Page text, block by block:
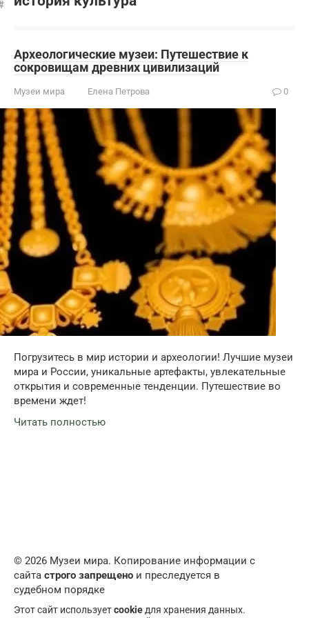
Археологические музеи: Путешествие к
сокровищам древних цивилизаций
Музеи мира Елена Петрова 0
Погрузитесь в мир истории и археологии! Лучшие музеи
мира и России, уникальные артефакты, увлекательные
открытия и современные тенденции. Путешествие во
времени ждет!
Читать полностью
© 2026 Музеи мира. Копирование информации с
сайта строго запрещено и преследуется в
судебном порядке
Этот сайт используетcookie для хранения данных.